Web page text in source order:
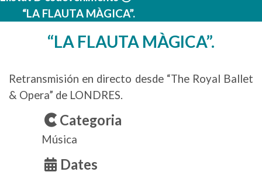
“LA FLAUTA MÀGICA”.
“LA FLAUTA MÀGICA”.
Retransmisión en directo desde “The Royal Ballet
& Opera” de LONDRES.
Categoria
Música
Dates